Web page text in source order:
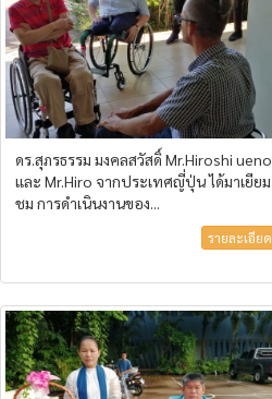
ดร.สุภรธรรม มงคลสวัสดิ์ Mr.Hiroshi ueno
และ Mr.Hiro จากประเทศญี่ปุ่น ได้มาเยียม
ชม การดำเนินงานของ...
รายละเอียด